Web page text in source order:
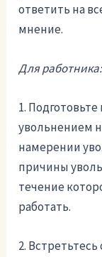
ответить на
мнение.
Для работника:
1.
увольнением
намерении
причины
течение
работать.
2.